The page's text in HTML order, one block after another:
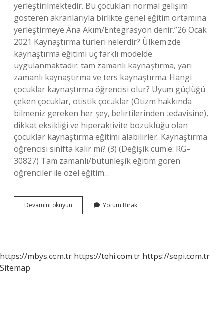
yerleştirilmektedir. Bu çocukları normal gelişim
gösteren akranlarıyla birlikte genel eğitim ortamına
yerleştirmeye Ana Akım/Entegrasyon denir.”26 Ocak
2021 Kaynaştırma türleri nelerdir? Ülkemizde
kaynaştırma eğitimi üç farklı modelde
uygulanmaktadır: tam zamanlı kaynaştırma, yarı
zamanlı kaynaştırma ve ters kaynaştırma. Hangi
çocuklar kaynaştırma öğrencisi olur? Uyum güçlüğü
çeken çocuklar, otistik çocuklar (Otizm hakkında
bilmeniz gereken her şey, belirtilerinden tedavisine),
dikkat eksikliği ve hiperaktivite bozukluğu olan
çocuklar kaynaştırma eğitimi alabilirler. Kaynaştırma
öğrencisi sinifta kalır mı? (3) (Değişik cümle: RG–
30827) Tam zamanlı/bütünleşik eğitim gören
öğrenciler ile özel eğitim…
Devamını okuyun Kaynaştırma
Sınıfları
Yorum Bırak
https://mbys.com.tr https://tehi.com.tr https://sepi.com.tr
Sitemap